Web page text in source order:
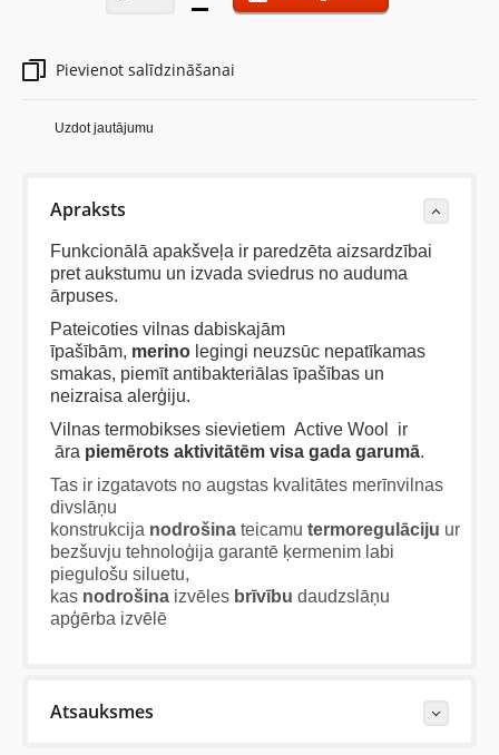
Pievienot salīdzināšanai
Uzdot jautājumu
Apraksts
Funkcionālā apakšveļa ir paredzēta aizsardzībai
pret aukstumu un izvada sviedrus no auduma
ārpuses.
Pateicoties vilnas dabiskajām
īpašībām, merino legingi neuzsūc nepatīkamas
smakas, piemīt antibakteriālas īpašības un
neizraisa alerģiju.
Vilnas termobikses sievietiem Active Wool ir
āra piemērots aktivitātēm visa gada garumā.
Tas ir izgatavots no augstas kvalitātes merīnvilnas
divslāņu
konstrukcija nodrošina teicamu termoregulāciju un
bezšuvju tehnoloģija garantē ķermenim labi
piegulošu siluetu,
kas nodrošina izvēles brīvību daudzslāņu
apģērba izvēlē
Atsauksmes